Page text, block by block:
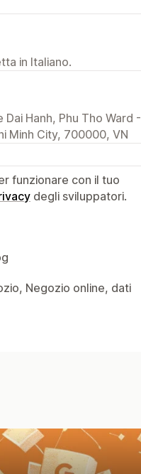
in Italiano.
Dai Hanh, Phu Tho Ward -
Minh City, 700000, VN
funzionare con il tuo
degli sviluppatori.
Negozio online, dati